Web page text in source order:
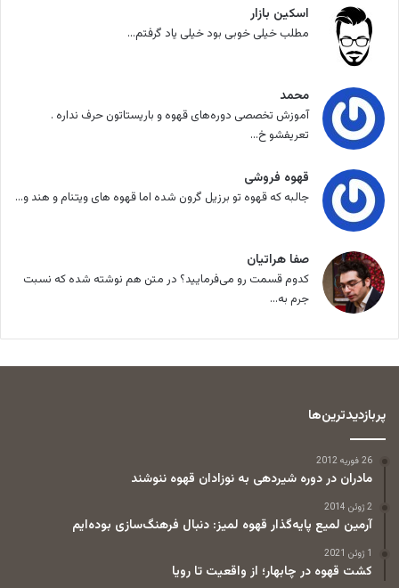
اسکین بازار
مطلب خیلی خوبی بود خیلی یاد گرفتم...
محمد
آموزش تخصصی دوره‌های قهوه و باریستاتون حرف نداره .
تعریفشو خ...
قهوه فروشی
جالبه که قهوه تو برزیل گرون شده اما قهوه های ویتنام و هند و...
صفا هراتیان
کدوم قسمت رو می‌فرمایید؟ در متن هم نوشته شده که نسبت
جرم به...
پربازدیدترین‌ها
26 فوریه 2012
مادران در دوره شیردهی به نوزادان قهوه ننوشند
2 ژوئن 2014
آرمین لمیع پایه‌گذار قهوه لمیز: دنبال فرهنگ‌سازی بوده‌ایم
1 ژوئن 2021
کشت قهوه در چابهار؛ از واقعیت تا رویا